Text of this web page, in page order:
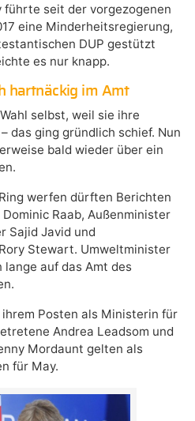
seit der vorgezogenen
eine Minderheitsregierung,
DUP gestützt
es nur knapp.
hartnäckig im Amt
selbst, weil sie ihre
das ging gründlich schief. Nun
bald wieder über ein
werfen dürften Berichten
Raab, Außenminister
Sajid Javid und
Stewart. Umweltminister
lange auf das Amt des
Posten als Ministerin für
Andrea Leadsom und
Mordaunt gelten als
für May.